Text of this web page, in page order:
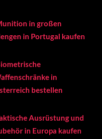
in großen
in Portugal kaufen
in
bestellen
Ausrüstung und
in Europa kaufen